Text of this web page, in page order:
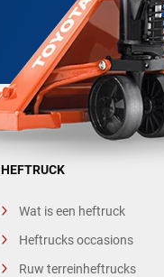
HEFTRUCK
Wat is een heftruck
Heftrucks occasions
Ruw terreinheftrucks